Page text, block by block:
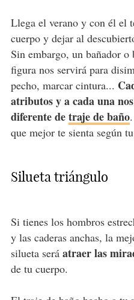
Llega el verano y con él el
cuerpo y dejar al
Sin embargo, un bañador
figura nos servirá para
pecho, marcar cintura...
atributos y a cada una
diferente detraje de baño
que mejor te sienta según
Silueta triángulo
Si tienes los hombros
y las caderas anchas, la
silueta será atraer las
de tu cuerpo.